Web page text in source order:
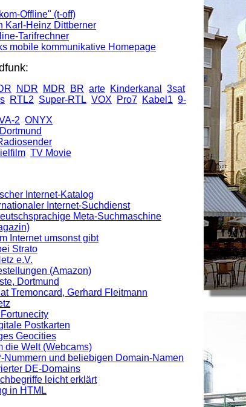
Offline" (t-off)
Karl-Heinz Dittberner
Tarifrechner
mobile kommunikative Homepage
NDR MDR BR arte Kinderkanal
3sat
RTL2 Super-RTL VOX Pro7 Kabel1 9-
2 ONYX
TV Movie
Internet-Katalog
Internet-Suchdienst
Meta-Suchmaschine
Internet umsonst gibt
Strato
e.V.
(Amazon)
Dortmund
Tremoncard, Gerhard Fleitmann
Postkarten
Geocities
die Welt (Webcams)
Nummern und beliebigen Domain-Namen
DE-Domains
leicht erklärt
in HTML